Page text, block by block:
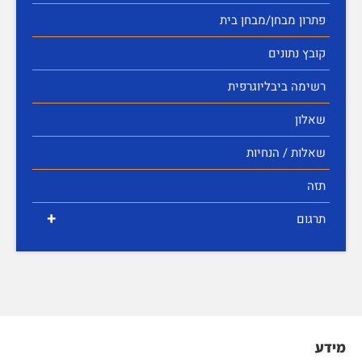
פתרון מבחן/מבחן בית
קובץ נתונים
רשימה ביבליוגרפית
שאלון
שאלות / הנחיות
תזה
+ תרגום
מידע